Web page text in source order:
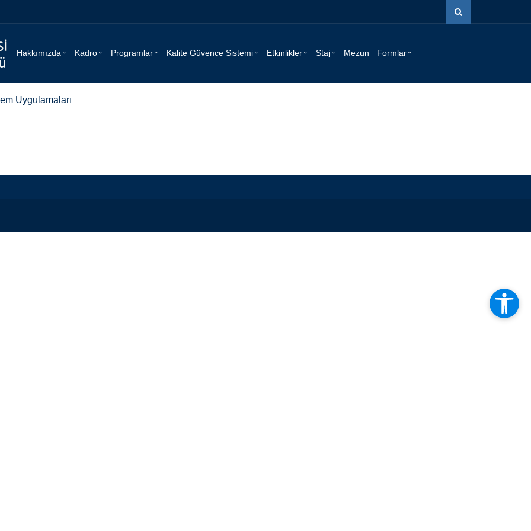
Hakkımızda Kadro Programlar Kalite Güvence Sistemi Etkinlikler Staj Mezun Formlar
Uygulamaları